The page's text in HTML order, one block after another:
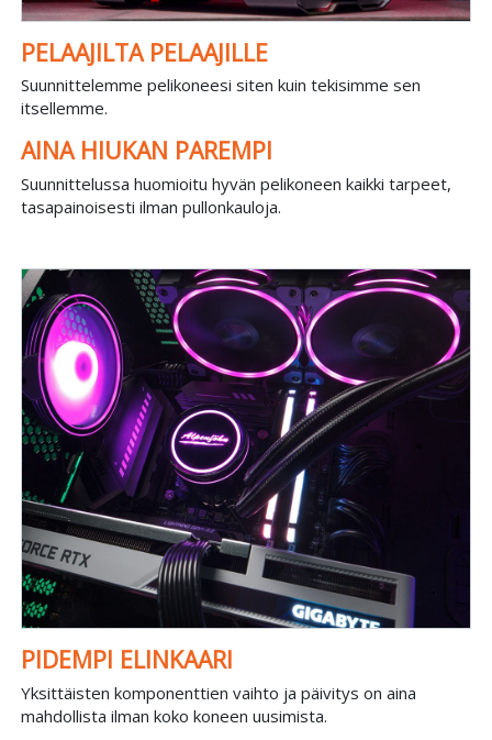
PELAAJILTA PELAAJILLE
Suunnittelemme pelikoneesi siten kuin tekisimme sen
itsellemme.
AINA HIUKAN PAREMPI
Suunnittelussa huomioitu hyvän pelikoneen kaikki tarpeet,
tasapainoisesti ilman pullonkauloja.
PIDEMPI ELINKAARI
Yksittäisten komponenttien vaihto ja päivitys on aina
mahdollista ilman koko koneen uusimista.